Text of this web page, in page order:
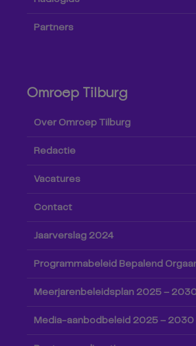
Partners
Omroep Tilburg
Over Omroep Tilburg
Redactie
Vacatures
Contact
Jaarverslag 2024
Programmabeleid Bepalend
Meerjarenbeleidsplan 2025 –
Media-aanbodbeleid 2025 – 2030